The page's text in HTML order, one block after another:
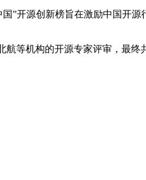
”开源创新榜旨在激励中国开源
航等机构的开源专家评审，最终